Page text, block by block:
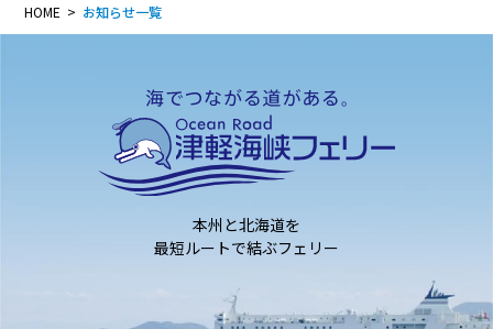
HOME お知らせ一覧
本州と北海道を
最短ルートで結ぶフェリー